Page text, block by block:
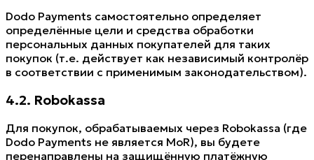
Dodo Payments самостоятельно определяет
определённые цели и средства обработки
персональных данных покупателей для таких
покупок (т.е. действует как независимый контролёр
в соответствии с применимым законодательством).
4.2. Robokassa
Для покупок, обрабатываемых через Robokassa (где
Dodo Payments не является MoR), вы будете
перенаправлены на защищённую платёжную